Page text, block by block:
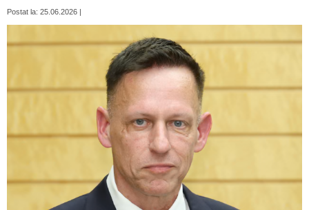
Postat la: 25.06.2026 |